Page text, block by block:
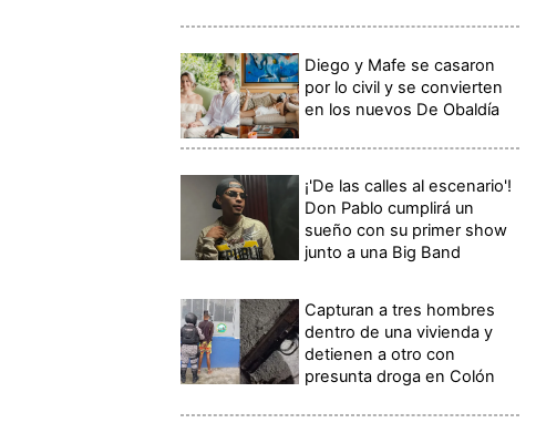
Diego y Mafe se casaron
por lo civil y se convierten
en los nuevos De Obaldía
¡'De las calles al escenario'!
Don Pablo cumplirá un
sueño con su primer show
junto a una Big Band
Capturan a tres hombres
dentro de una vivienda y
detienen a otro con
presunta droga en Colón